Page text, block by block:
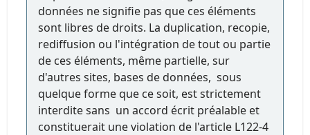
données ne signifie pas que ces éléments
sont libres de droits. La duplication, recopie,
rediffusion ou l'intégration de tout ou partie
de ces éléments, même partielle, sur
d'autres sites, bases de données, sous
quelque forme que ce soit, est strictement
interdite sans un accord écrit préalable et
constituerait une violation de l'article L122-4